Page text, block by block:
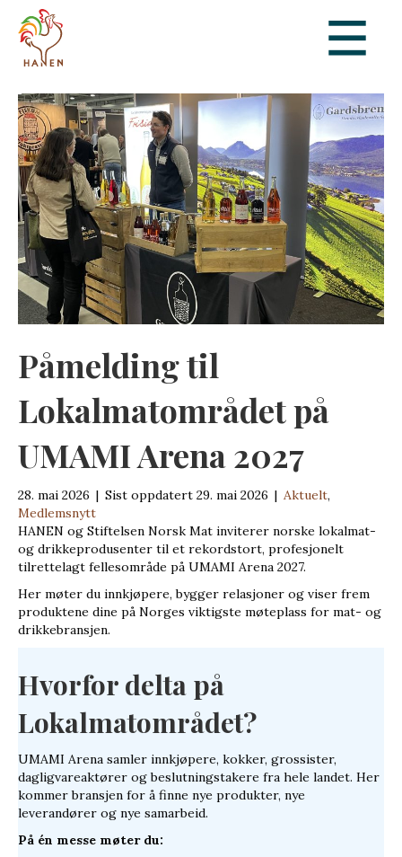
Påmelding til
Lokalmatområdet på
UMAMI Arena 2027
28. mai 2026 | Sist oppdatert 29. mai 2026 | Aktuelt,
Medlemsnytt
HANEN og Stiftelsen Norsk Mat inviterer norske lokalmat-
og drikkeprodusenter til et rekordstort, profesjonelt
tilrettelagt fellesområde på UMAMI Arena 2027.
Her møter du innkjøpere, bygger relasjoner og viser frem
produktene dine på Norges viktigste møteplass for mat- og
drikkebransjen.
Hvorfor delta på
Lokalmatområdet?
UMAMI Arena samler innkjøpere, kokker, grossister,
dagligvareaktører og beslutningstakere fra hele landet. Her
kommer bransjen for å finne nye produkter, nye
leverandører og nye samarbeid.
På én messe møter du: